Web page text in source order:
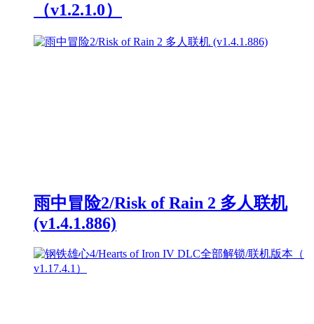
（v1.2.1.0）
雨中冒险2/Risk of Rain 2 多人联机
(v1.4.1.886)